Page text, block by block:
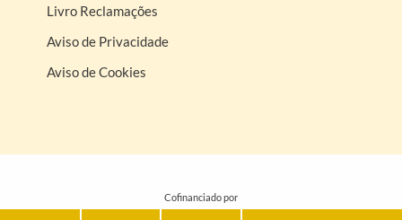
Livro Reclamações
Aviso de Privacidade
Aviso de Cookies
Cofinanciado por